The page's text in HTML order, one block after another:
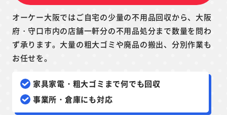
オーケー大阪ではご自宅の少量の不用品回収から、大阪
府・守口市内の店舗一軒分の不用品処分まで数量を問わ
ず承ります。大量の粗大ゴミや廃品の搬出、分別作業も
お任せを。
家具家電・粗大ゴミまで何でも回収
事業所・倉庫にも対応